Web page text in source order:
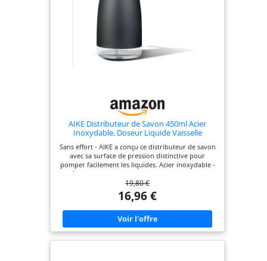
AIKE Distributeur de Savon 450ml Acier
Inoxydable, Doseur Liquide Vaisselle
Sans effort - AIKE a conçu ce distributeur de savon
avec sa surface de pression distinctive pour
pomper facilement les liquides. Acier inoxydable -
Résistant aux taches d'eau et d'huile, toujours
brillant, beau et noble, pas facile à porter. Si vous
recherchez la qualité, ce distributeur de savon est
votre meilleur choix. Capacité - Peut contenir
jusqu'à 470ml de liquide avec une détection de
niveau facile à travers la fenêtre transparente. Le
haut se lève pour faciliter le remplissage et la ligne
de remplissage maximale intérieure vous invite à
19,80 €
16,96 €